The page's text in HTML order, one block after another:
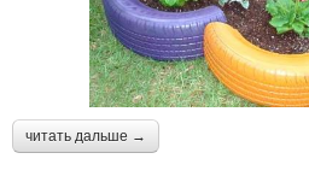
читать дальше →